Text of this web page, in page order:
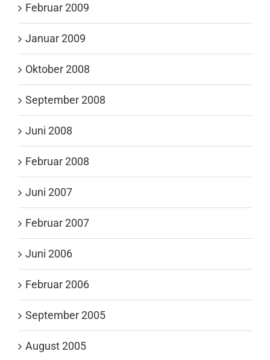
Februar 2009
Januar 2009
Oktober 2008
September 2008
Juni 2008
Februar 2008
Juni 2007
Februar 2007
Juni 2006
Februar 2006
September 2005
August 2005